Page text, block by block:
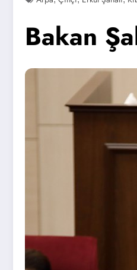
Bakan